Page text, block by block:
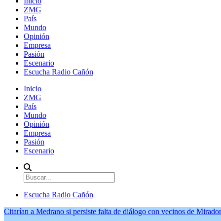
ZMG
País
Mundo
Opinión
Empresa
Pasión
Escenario
Escucha Radio Cañón
Inicio
ZMG
País
Mundo
Opinión
Empresa
Pasión
Escenario
Escucha Radio Cañón
Citarían a Medrano si persiste falta de diálogo con vecinos de